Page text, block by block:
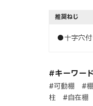
推奨ねじ
●十字穴付
#キーワード
#可動棚 #
柱 #自在棚